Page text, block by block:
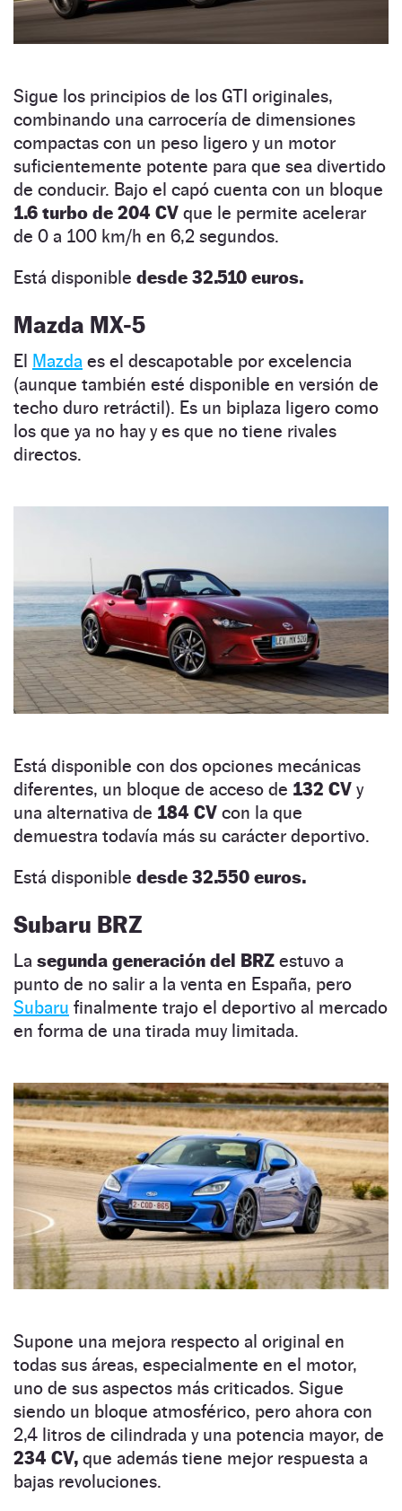
Sigue los principios de los GTI originales,
combinando una carrocería de dimensiones
compactas con un peso ligero y un motor
suficientemente potente para que sea divertido
de conducir. Bajo el capó cuenta con un bloque
1.6 turbo de 204 CV que le permite acelerar
de 0 a 100 km/h en 6,2 segundos.
Está disponible desde 32.510 euros.
Mazda MX-5
El Mazda es el descapotable por excelencia
(aunque también esté disponible en versión de
techo duro retráctil). Es un biplaza ligero como
los que ya no hay y es que no tiene rivales
directos.
Está disponible con dos opciones mecánicas
diferentes, un bloque de acceso de 132 CV y
una alternativa de 184 CV con la que
demuestra todavía más su carácter deportivo.
Está disponible desde 32.550 euros.
Subaru BRZ
La segunda generación del BRZ estuvo a
punto de no salir a la venta en España, pero
Subaru finalmente trajo el deportivo al mercado
en forma de una tirada muy limitada.
Supone una mejora respecto al original en
todas sus áreas, especialmente en el motor,
uno de sus aspectos más criticados. Sigue
siendo un bloque atmosférico, pero ahora con
2,4 litros de cilindrada y una potencia mayor, de
234 CV, que además tiene mejor respuesta a
bajas revoluciones.